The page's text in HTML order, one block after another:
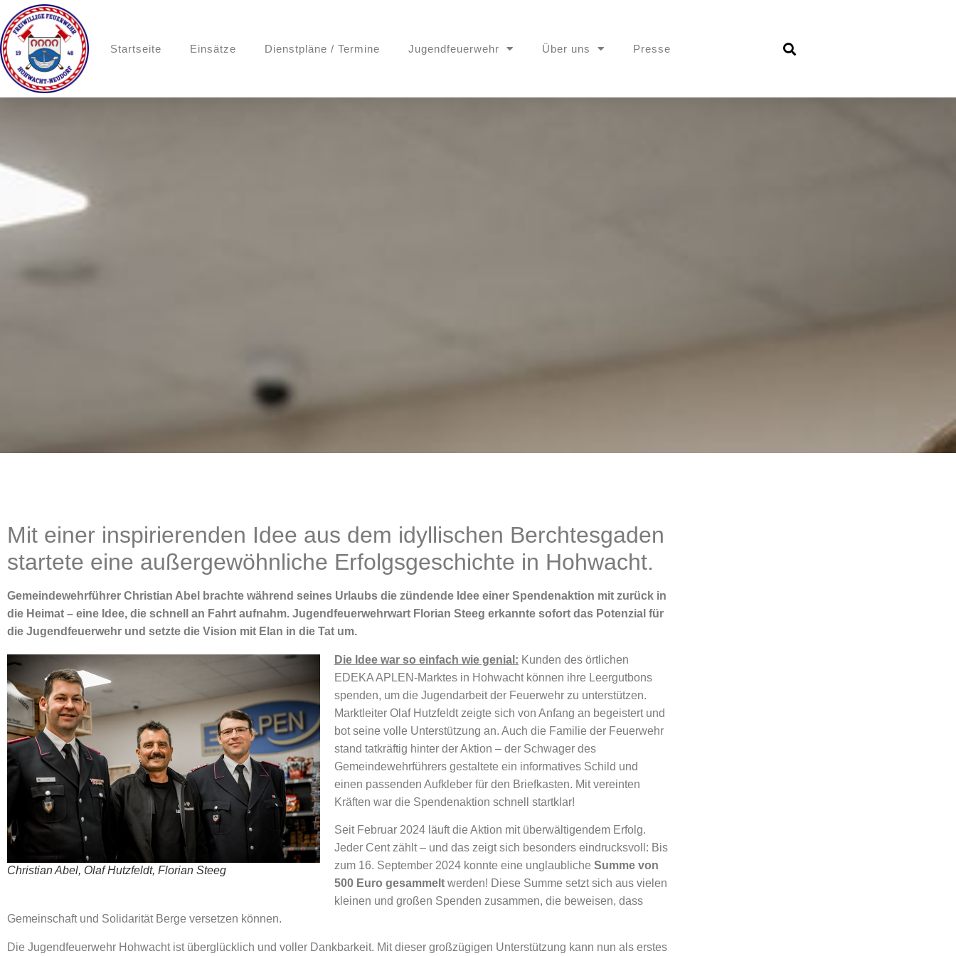
Startseite Einsätze Dienstpläne / Termine Jugendfeuerwehr Über uns Presse
Mit einer inspirierenden Idee aus dem idyllischen Berchtesgaden
startete eine außergewöhnliche Erfolgsgeschichte in Hohwacht.
Gemeindewehrführer Christian Abel brachte während seines Urlaubs die zündende Idee einer Spendenaktion mit zurück in
die Heimat – eine Idee, die schnell an Fahrt aufnahm. Jugendfeuerwehrwart Florian Steeg erkannte sofort das Potenzial für
die Jugendfeuerwehr und setzte die Vision mit Elan in die Tat um.
Christian Abel, Olaf Hutzfeldt, Florian Steeg
Die Idee war so einfach wie genial: Kunden des örtlichen
EDEKA APLEN-Marktes in Hohwacht können ihre Leergutbons
spenden, um die Jugendarbeit der Feuerwehr zu unterstützen.
Marktleiter Olaf Hutzfeldt zeigte sich von Anfang an begeistert und
bot seine volle Unterstützung an. Auch die Familie der Feuerwehr
stand tatkräftig hinter der Aktion – der Schwager des
Gemeindewehrführers gestaltete ein informatives Schild und
einen passenden Aufkleber für den Briefkasten. Mit vereinten
Kräften war die Spendenaktion schnell startklar!
Seit Februar 2024 läuft die Aktion mit überwältigendem Erfolg.
Jeder Cent zählt – und das zeigt sich besonders eindrucksvoll: Bis
zum 16. September 2024 konnte eine unglaubliche Summe von
500 Euro gesammelt werden! Diese Summe setzt sich aus vielen
kleinen und großen Spenden zusammen, die beweisen, dass
Gemeinschaft und Solidarität Berge versetzen können.
Die Jugendfeuerwehr Hohwacht ist überglücklich und voller Dankbarkeit. Mit dieser großzügigen Unterstützung kann nun als erstes